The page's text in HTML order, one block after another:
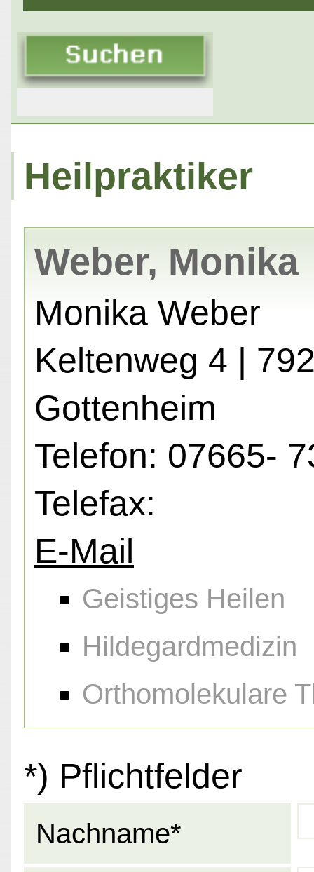
Heilpraktiker
Weber, Monika
Monika Weber
Keltenweg 4 |
Gottenheim
Telefon: 07665-
Telefax:
E-Mail
Geistiges Heilen
Hildegardmedizin
Orthomolekulare
*) Pflichtfelder
Nachname*